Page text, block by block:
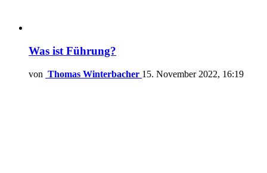
Was ist Führung?
von Thomas Winterbacher 15. November 2022, 16:19